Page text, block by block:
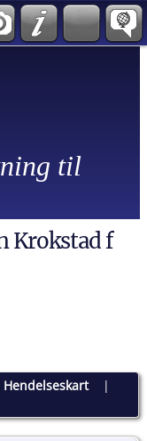
til
Krokstad f
Hendelseskart|